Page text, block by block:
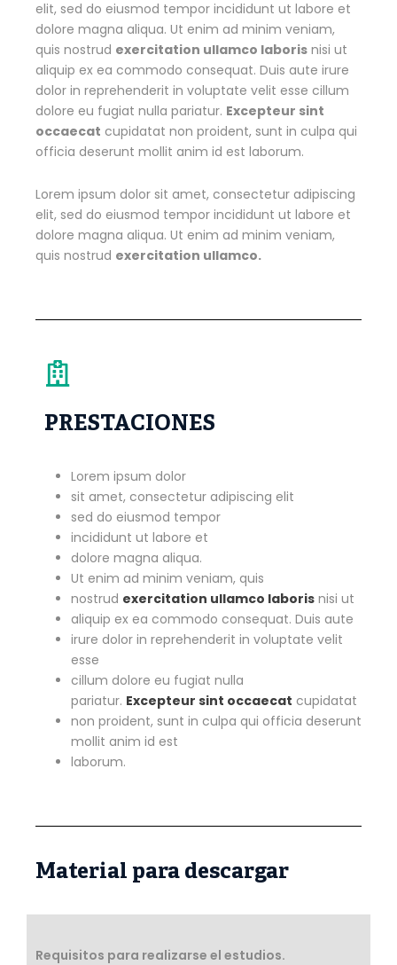
elit, sed do eiusmod tempor incididunt ut labore et
dolore magna aliqua. Ut enim ad minim veniam,
quis nostrud exercitation ullamco laboris nisi ut
aliquip ex ea commodo consequat. Duis aute irure
dolor in reprehenderit in voluptate velit esse cillum
dolore eu fugiat nulla pariatur. Excepteur sint
occaecat cupidatat non proident, sunt in culpa qui
officia deserunt mollit anim id est laborum.
Lorem ipsum dolor sit amet, consectetur adipiscing
elit, sed do eiusmod tempor incididunt ut labore et
dolore magna aliqua. Ut enim ad minim veniam,
quis nostrud exercitation ullamco.
PRESTACIONES
Lorem ipsum dolor
sit amet, consectetur adipiscing elit
sed do eiusmod tempor
incididunt ut labore et
dolore magna aliqua.
Ut enim ad minim veniam, quis
nostrud exercitation ullamco laboris nisi ut
aliquip ex ea commodo consequat. Duis aute
irure dolor in reprehenderit in voluptate velit
esse
cillum dolore eu fugiat nulla
pariatur. Excepteur sint occaecat cupidatat
non proident, sunt in culpa qui officia deserunt
mollit anim id est
laborum.
Material para descargar
Requisitos para realizarse el estudios.